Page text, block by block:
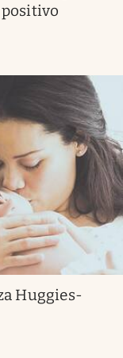
Huggies-